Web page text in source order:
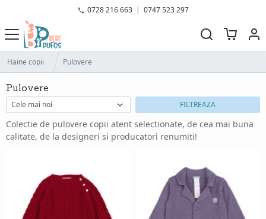
0728 216 663 | 0747 523 297
Haine copii Pulovere
Pulovere
FILTREAZA
Colectie de pulovere copii atent selectionate, de cea mai buna
calitate, de la designeri si producatori renumiti!